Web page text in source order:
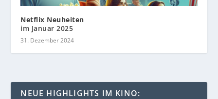
Netflix Neuheiten
im Januar 2025
31. Dezember 2024
NEUE HIGHLIGHTS IM KINO: